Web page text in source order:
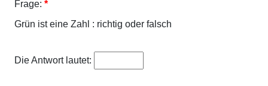
Frage: *
Grün ist eine Zahl : richtig oder falsch
Die Antwort lautet: